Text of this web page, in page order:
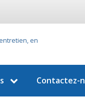
en
Contactez-